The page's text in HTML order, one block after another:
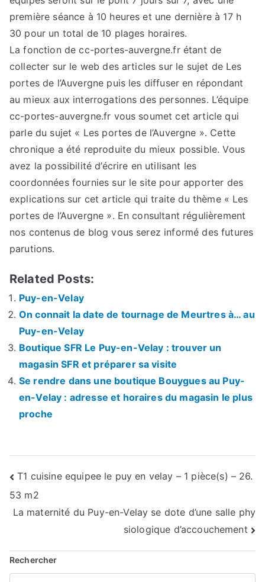
première séance à 10 heures et une dernière à 17 h
30 pour un total de 10 plages horaires.
La fonction de cc-portes-auvergne.fr étant de
collecter sur le web des articles sur le sujet de Les
portes de l’Auvergne puis les diffuser en répondant
au mieux aux interrogations des personnes. L’équipe
cc-portes-auvergne.fr vous soumet cet article qui
parle du sujet « Les portes de l’Auvergne ». Cette
chronique a été reproduite du mieux possible. Vous
avez la possibilité d’écrire en utilisant les
coordonnées fournies sur le site pour apporter des
explications sur cet article qui traite du thème « Les
portes de l’Auvergne ». En consultant régulièrement
nos contenus de blog vous serez informé des futures
parutions.
Related Posts:
Puy-en-Velay
On connait la date de tournage de Meurtres à… au
Puy-en-Velay
Boutique SFR Le Puy-en-Velay : trouver un
magasin SFR et préparer sa visite
Se rendre dans une boutique Bouygues au Puy-
en-Velay : adresse et horaires du magasin le plus
proche
Navigation
de
T1 cuisine equipee le puy en velay – 1 pièce(s) – 26.
53 m2
La maternité du Puy-en-Velay se dote d’une salle phy
siologique d’accouchement
Rechercher